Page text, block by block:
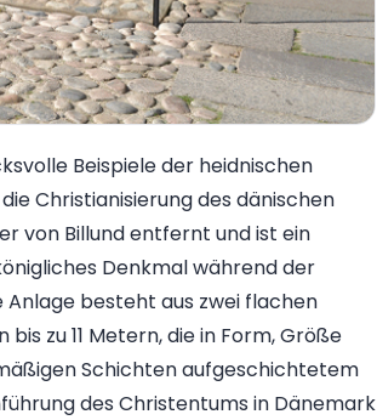
Beispiele der heidnischen
Christianisierung des dänischen
von Billund entfernt und ist ein
Denkmal während der
Anlage besteht aus zwei flachen
zu 11 Metern, die in Form, Größe
Schichten aufgeschichtetem
des Christentums in Dänemark